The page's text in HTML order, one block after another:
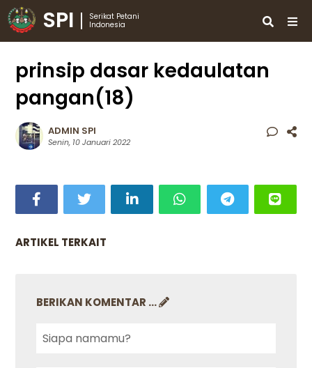
SPI
Serikat Petani
Indonesia
prinsip dasar kedaulatan
pangan(18)
ADMIN SPI
Senin, 10 Januari 2022
ARTIKEL TERKAIT
BERIKAN KOMENTAR ...